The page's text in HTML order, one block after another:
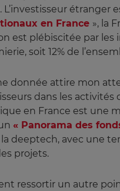
L’investisseur
en France », la
est plébiscitée par les
soit 12% de
donnée attire mon
dans les activités
en France est une
« Panorama des
deeptech, avec une
projets.
ressortir un autre